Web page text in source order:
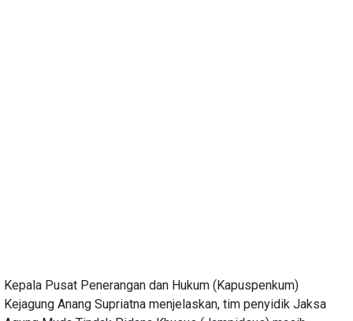
Kepala Pusat Penerangan dan Hukum (Kapuspenkum)
Kejagung Anang Supriatna menjelaskan, tim penyidik Jaksa